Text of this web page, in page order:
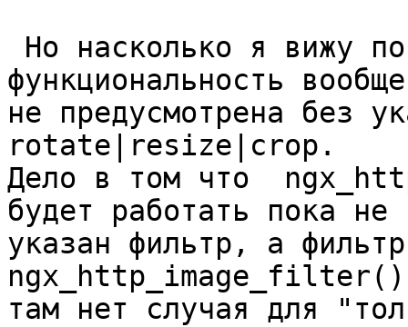
функциональность вообще
не предусмотрена без
rotate|resize|crop.
Дело в том что
будет работать пока не
указан фильтр, а
там нет случая для